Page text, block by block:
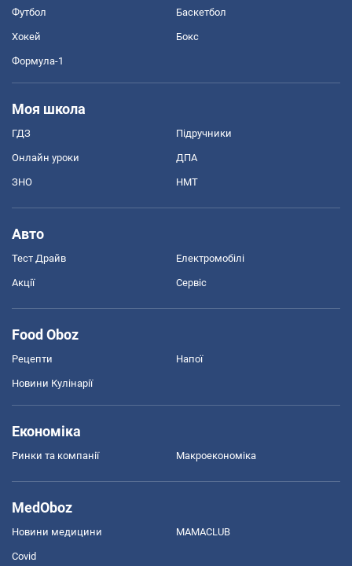
Футбол Баскетбол
Хокей Бокс
Формула-1
Моя школа
ГДЗ Підручники
Онлайн уроки ДПА
ЗНО НМТ
Авто
Тест Драйв Електромобілі
Акції Сервіс
Food Oboz
Рецепти Напої
Новини Кулінарії
Економіка
Ринки та компанії Макроекономіка
MedOboz
Новини медицини MAMACLUB
Covid